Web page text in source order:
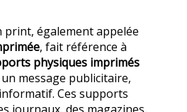
print, également appelée
, fait référence à
physiques imprimés
message publicitaire,
Ces supports